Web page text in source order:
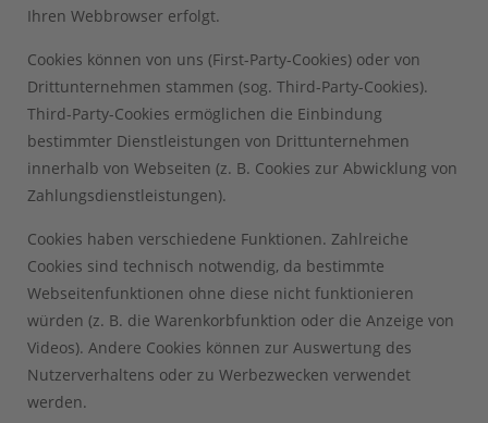
Ihren Webbrowser erfolgt.
Cookies können von uns (First-Party-Cookies) oder von
Drittunternehmen stammen (sog. Third-Party-Cookies).
Third-Party-Cookies ermöglichen die Einbindung
bestimmter Dienstleistungen von Drittunternehmen
innerhalb von Webseiten (z. B. Cookies zur Abwicklung von
Zahlungsdienstleistungen).
Cookies haben verschiedene Funktionen. Zahlreiche
Cookies sind technisch notwendig, da bestimmte
Webseitenfunktionen ohne diese nicht funktionieren
würden (z. B. die Warenkorbfunktion oder die Anzeige von
Videos). Andere Cookies können zur Auswertung des
Nutzerverhaltens oder zu Werbezwecken verwendet
werden.